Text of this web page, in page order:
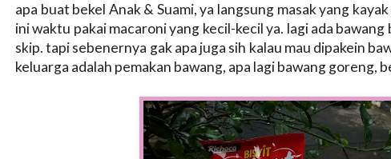
apa buat bekel Anak & Suami, ya langsung masak yang
ini waktu pakai macaroni yang kecil-kecil ya. lagi ada
skip. tapi sebenernya gak apa juga sih kalau mau dipakein
keluarga adalah pemakan bawang, apa lagi bawang goreng,